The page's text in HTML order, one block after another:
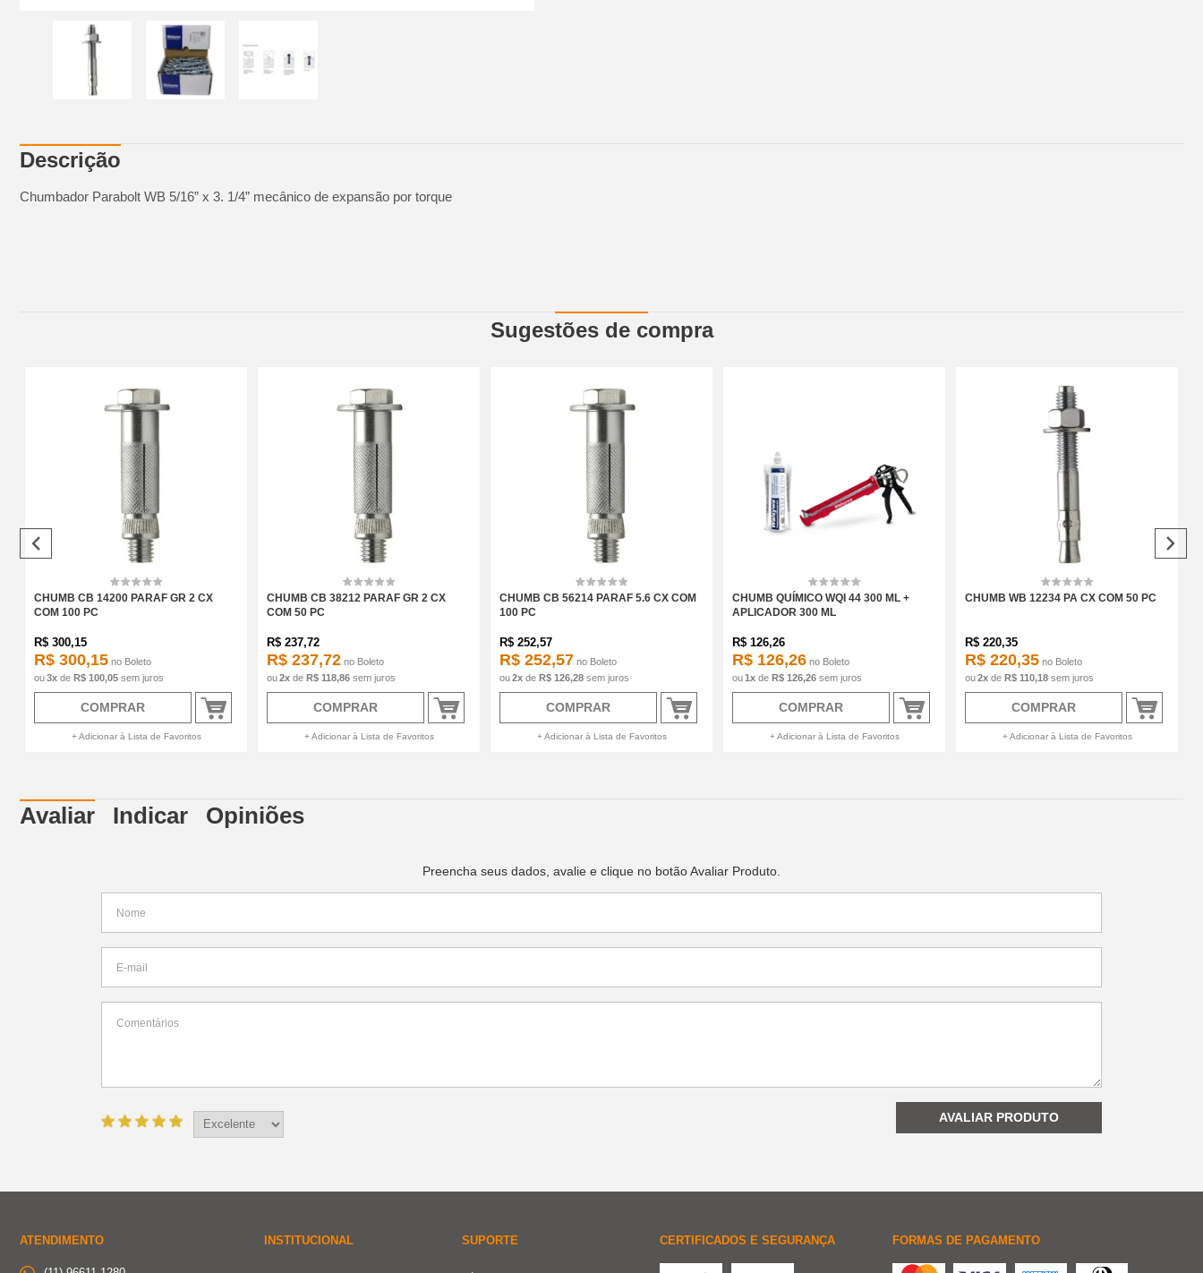
Descrição
Chumbador Parabolt WB 5/16” x 3. 1/4” mecânico de expansão por torque
Sugestões de compra
CHUMB CB 14200 PARAF GR 2 CX
COM 100 PC
R$ 300,15
R$ 300,15 no Boleto
3x de R$ 100,05 sem juros
COMPRAR
+ Adicionar à Lista de Favoritos
CHUMB CB 38212 PARAF GR 2 CX
COM 50 PC
R$ 237,72
R$ 237,72 no Boleto
2x de R$ 118,86 sem juros
COMPRAR
+ Adicionar à Lista de Favoritos
CHUMB CB 56214 PARAF 5.6 CX COM
100 PC
R$ 252,57
R$ 252,57 no Boleto
2x de R$ 126,28 sem juros
COMPRAR
+ Adicionar à Lista de Favoritos
CHUMB QUÍMICO WQI 44 300 ML +
APLICADOR 300 ML
R$ 126,26
R$ 126,26 no Boleto
1x de R$ 126,26 sem juros
COMPRAR
+ Adicionar à Lista de Favoritos
CHUMB WB 12234 PA CX COM 50 PC
R$ 220,35
R$ 220,35 no Boleto
2x de R$ 110,18 sem juros
COMPRAR
+ Adicionar à Lista de Favoritos
Avaliar Indicar Opiniões
Preencha seus dados, avalie e clique no botão Avaliar Produto.
AVALIAR PRODUTO
ATENDIMENTO INSTITUCIONAL SUPORTE CERTIFICADOS E SEGURANÇA FORMAS DE PAGAMENTO